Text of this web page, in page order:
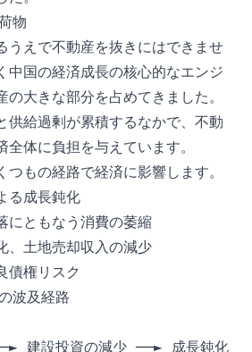
物
うえで不動産を抜きにはできませ
中国の経済成長の核心的なエンジ
の大きな部分を占めてきました。
供給過剰が累積するなかで、不動
体に負担を与えています。
もの経路で経済に影響します。
る成長鈍化
にともなう消費の萎縮
、土地売却収入の減少
債権リスク